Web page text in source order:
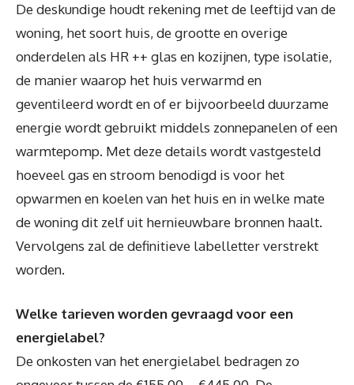
De deskundige houdt rekening met de leeftijd van de
woning, het soort huis, de grootte en overige
onderdelen als HR ++ glas en kozijnen, type isolatie,
de manier waarop het huis verwarmd en
geventileerd wordt en of er bijvoorbeeld duurzame
energie wordt gebruikt middels zonnepanelen of een
warmtepomp. Met deze details wordt vastgesteld
hoeveel gas en stroom benodigd is voor het
opwarmen en koelen van het huis en in welke mate
de woning dit zelf uit hernieuwbare bronnen haalt.
Vervolgens zal de definitieve labelletter verstrekt
worden.
Welke tarieven worden gevraagd voor een
energielabel?
De onkosten van het energielabel bedragen zo